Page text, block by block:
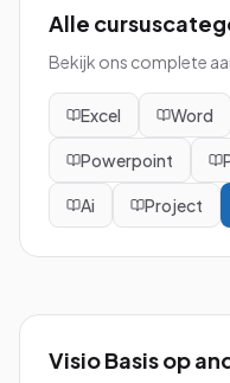
Alle
Bekijk ons complete
Excel Word
Powerpoint
Ai Project
Visio Basisop